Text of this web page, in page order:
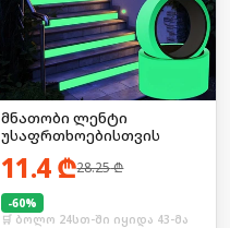
მნათობი ლენტი
უსაფრთხოებისთვის
11.4₾28.25₾
-60%
🛒 ბოლო 24სთ-ში იყიდა 43-მა